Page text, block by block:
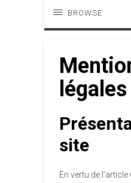
BROWSE
légales
site
En vertu de